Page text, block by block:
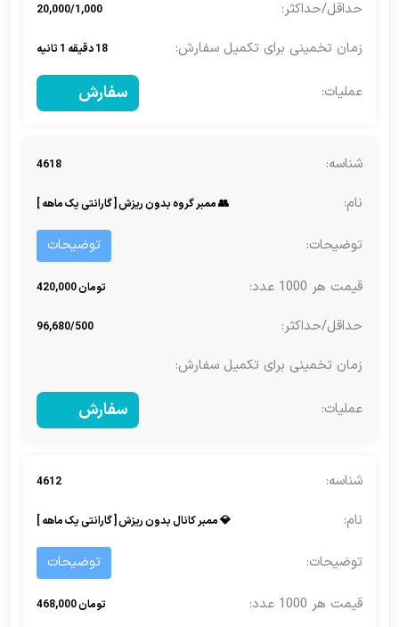
20,000/1,000
18 دقیقه 1 ثانیه
سفارش
4618
👥 ممبر گروه بدون ریزش [ گارانتی یک ماهه ]
توضیحات
تومان 420,000
96,680/500
سفارش
4612
💎 ممبر کانال بدون ریزش [ گارانتی یک ماهه ]
توضیحات
تومان 468,000